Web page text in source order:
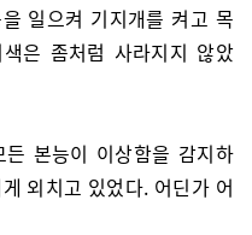
일으켜 기지개를 켜고 목
은 좀처럼 사라지지 않았
본능이 이상함을 감지하
외치고 있었다. 어딘가 어